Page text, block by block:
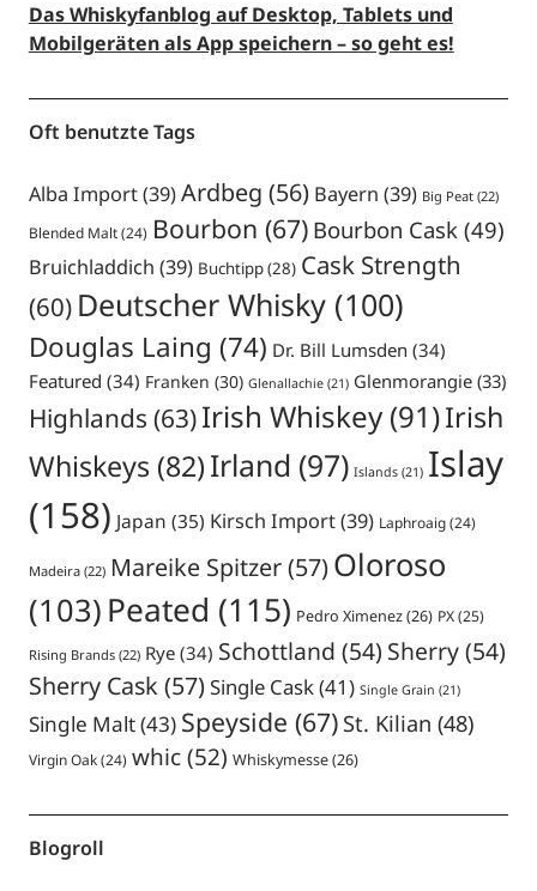
Das Whiskyfanblog auf Desktop, Tablets und
Mobilgeräten als App speichern – so geht es!
Oft benutzte Tags
Alba Import(39)Ardbeg (56) Bayern (39) Big Peat(22)
Blended Malt(24) Bourbon (67) Bourbon Cask(49)
Bruichladdich (39) Buchtipp(28) Cask Strength
(60) Deutscher Whisky(100)
Douglas Laing (74) Dr. Bill Lumsden (34)
Featured (34) Franken (30) Glenallachie(21) Glenmorangie(33)
Highlands (63)Irish Whiskey(91)Irish
Whiskeys (82)Irland (97) Islands(21) Islay
(158) Japan (35) Kirsch Import(39) Laphroaig(24)
Madeira(22) Mareike Spitzer(57)Oloroso
(103) Peated (115) Pedro Ximenez(26) PX(25)
Rising Brands(22) Rye(34) Schottland (54) Sherry(54)
Sherry Cask (57)Single Cask(41) Single Grain (21)
Single Malt(43) Speyside (67) St. Kilian (48)
Virgin Oak(24) whic(52) Whiskymesse(26)
Blogroll